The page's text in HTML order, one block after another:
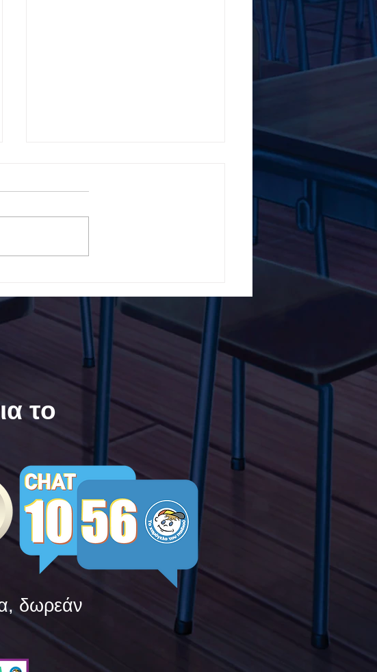
| Μίλα Τώρα. Με σύνθημα
"Μίλα Τώρα" όλα τα σχολεία
της Ελλάδας ενώνουν τις
δυνάμεις τους ενάντια στο
Bullying
το
δωρεάν